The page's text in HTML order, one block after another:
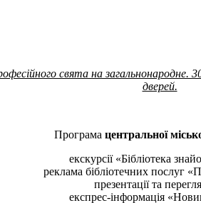
свята на загальнонародне.
дверей.
Програма центральної
екскурсії «Бібліотека
реклама бібліотечних послуг
презентації та
експрес-інформація